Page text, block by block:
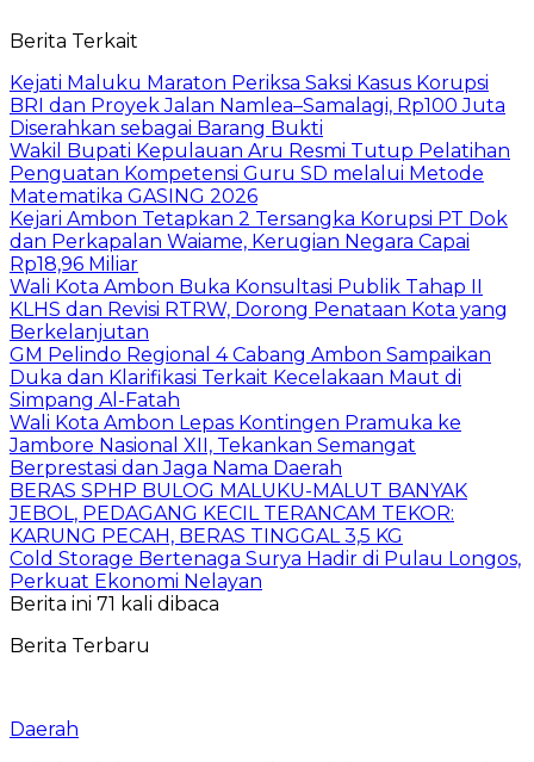
Berita Terkait
Kejati Maluku Maraton Periksa Saksi Kasus Korupsi
BRI dan Proyek Jalan Namlea–Samalagi, Rp100 Juta
Diserahkan sebagai Barang Bukti
Wakil Bupati Kepulauan Aru Resmi Tutup Pelatihan
Penguatan Kompetensi Guru SD melalui Metode
Matematika GASING 2026
Kejari Ambon Tetapkan 2 Tersangka Korupsi PT Dok
dan Perkapalan Waiame, Kerugian Negara Capai
Rp18,96 Miliar
Wali Kota Ambon Buka Konsultasi Publik Tahap II
KLHS dan Revisi RTRW, Dorong Penataan Kota yang
Berkelanjutan
GM Pelindo Regional 4 Cabang Ambon Sampaikan
Duka dan Klarifikasi Terkait Kecelakaan Maut di
Simpang Al-Fatah
Wali Kota Ambon Lepas Kontingen Pramuka ke
Jambore Nasional XII, Tekankan Semangat
Berprestasi dan Jaga Nama Daerah
BERAS SPHP BULOG MALUKU-MALUT BANYAK
JEBOL, PEDAGANG KECIL TERANCAM TEKOR:
KARUNG PECAH, BERAS TINGGAL 3,5 KG
Cold Storage Bertenaga Surya Hadir di Pulau Longos,
Perkuat Ekonomi Nelayan
Berita ini 71 kali dibaca
Berita Terbaru
Daerah